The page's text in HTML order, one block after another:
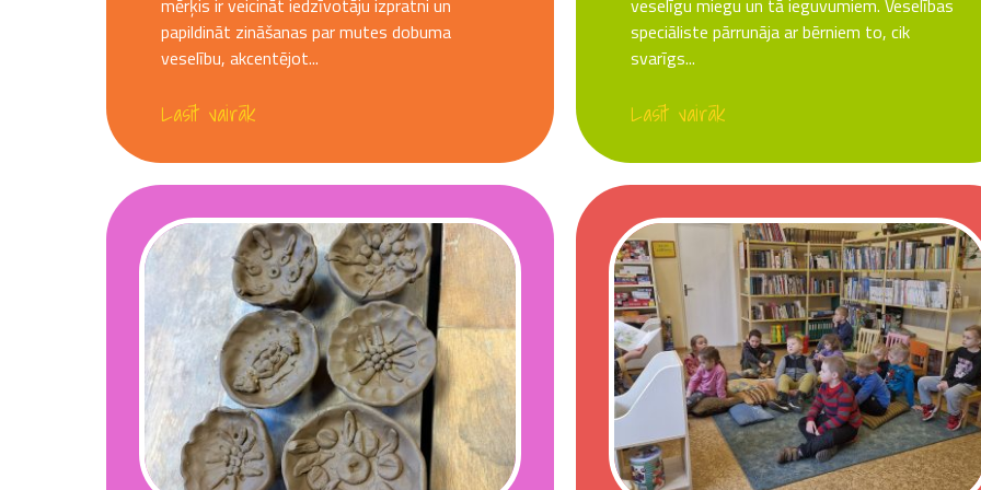
mērķis ir veicināt iedzīvotāju izpratni un
papildināt zināšanas par mutes dobuma
veselību, akcentējot...
Lasīt vairāk
veselīgu miegu un tā ieguvumiem. Veselības
speciāliste pārrunāja ar bērniem to, cik
svarīgs...
Lasīt vairāk